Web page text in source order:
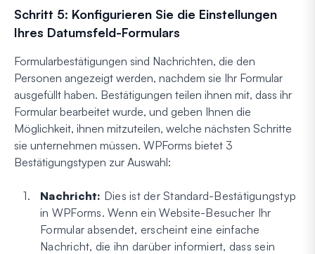
Schritt 5: Konfigurieren Sie die Einstellungen
Ihres Datumsfeld-Formulars
Formularbestätigungen sind Nachrichten, die den
Personen angezeigt werden, nachdem sie Ihr Formular
ausgefüllt haben. Bestätigungen teilen ihnen mit, dass ihr
Formular bearbeitet wurde, und geben Ihnen die
Möglichkeit, ihnen mitzuteilen, welche nächsten Schritte
sie unternehmen müssen. WPForms bietet 3
Bestätigungstypen zur Auswahl:
Nachricht: Dies ist der Standard-Bestätigungstyp
in WPForms. Wenn ein Website-Besucher Ihr
Formular absendet, erscheint eine einfache
Nachricht, die ihn darüber informiert, dass sein